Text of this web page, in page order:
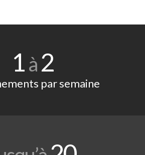
1à2
par semaine